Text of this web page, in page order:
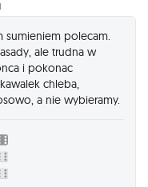
sumieniem polecam.
ale trudna w
i pokonac
chleba,
a nie wybieramy.